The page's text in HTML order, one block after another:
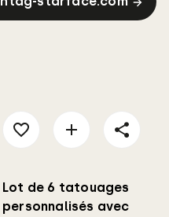
Lot de 6 tatouages
personnalisés avec